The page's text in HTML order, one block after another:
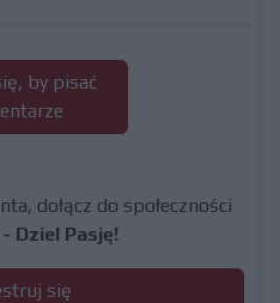
by pisać
dołącz do społeczności
Dziel Pasję!
się